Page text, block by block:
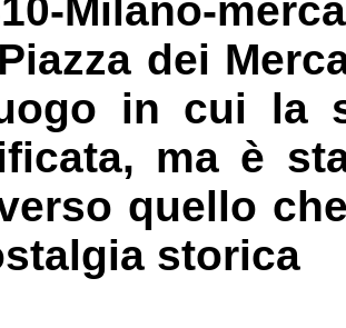
Milano-
dei
in cui la
ma è
quello
storica